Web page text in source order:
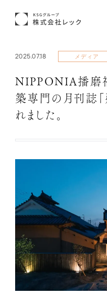
2025.07.18 メディア
NIPPONIA播磨
築専門の月刊誌
れました。